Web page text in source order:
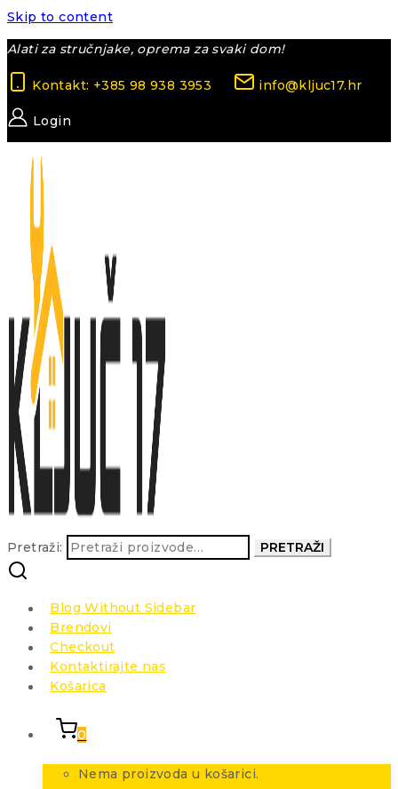
Skip to content
Alati za stručnjake, oprema za svaki dom!
Kontakt: +385 98 938 3953 info@kljuc17.hr
Login
Pretraži: PRETRAŽI
Blog Without Sidebar
Brendovi
Checkout
Kontaktirajte nas
Košarica
0
Nema proizvoda u košarici.